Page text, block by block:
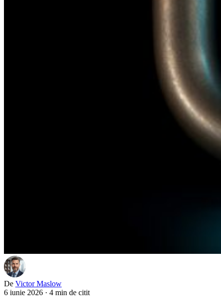
De Victor Maslow
6 iunie 2026 · 4 min de citit